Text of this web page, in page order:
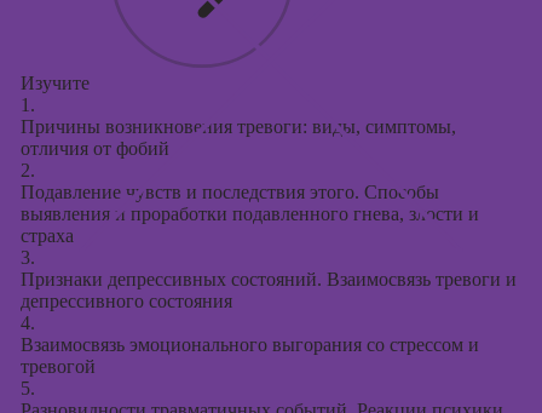
Изучите
1.
Причины возникновения тревоги: виды, симптомы,
отличия от фобий
2.
Подавление чувств и последствия этого. Способы
выявления и проработки подавленного гнева, злости и
страха
3.
Признаки депрессивных состояний. Взаимосвязь тревоги и
депрессивного состояния
4.
Взаимосвязь эмоционального выгорания со стрессом и
тревогой
5.